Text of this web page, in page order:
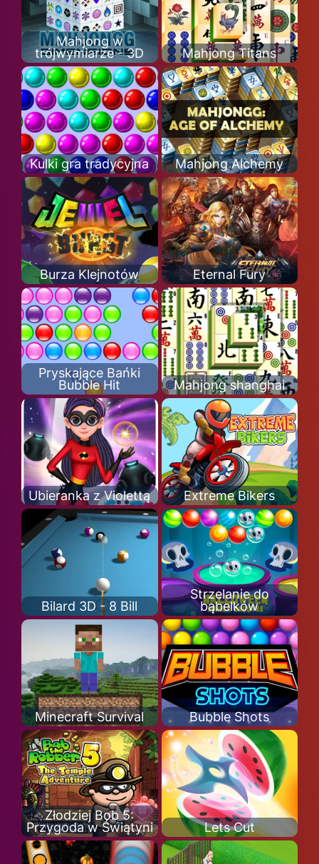
Mahjong w
trójwymiarze - 3D
Mahjong Titans
Kulki gra tradycyjna Mahjong Alchemy
Burza Klejnotów Eternal Fury
Pryskające Bańki
Bubble Hit
Mahjong shanghai
Ubieranka z Violettą Extreme Bikers
Bilard 3D - 8 Bill
Strzelanie do
bąbelków
Minecraft Survival Bubble Shots
Złodziej Bob 5:
Przygoda w Świątyni
Lets Cut